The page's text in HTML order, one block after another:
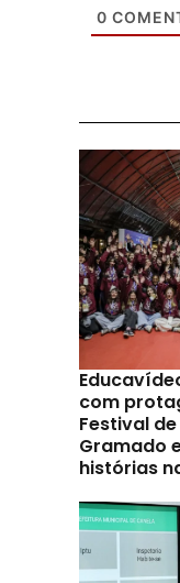
0
com
Festival
Gramado
histórias